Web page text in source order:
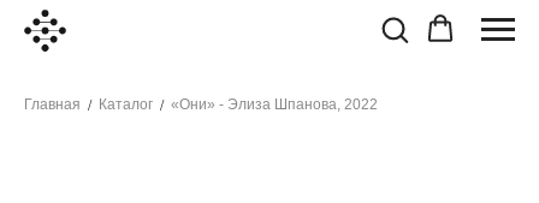
Главная / Каталог / «Они» - Элиза Шпанова, 2022